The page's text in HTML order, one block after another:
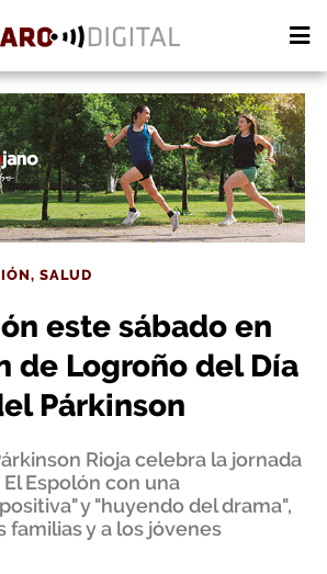
, SALUD
este sábado en
de Logroño del Día
Párkinson
Rioja celebra la jornada
Espolón con una
y "huyendo del drama",
familias y a los jóvenes